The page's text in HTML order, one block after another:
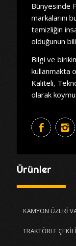
Bünyesinde
markalarını
temizliğin
olduğunun
Bilgi ve
kullanmakta
Kaliteli,
olarak
Ürünler
KAMYON ÜZERİ
TRAKTÖRLE